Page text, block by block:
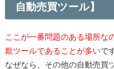
自動売買ツール】
ここが一番問題のある場所な
欺ツールであることが多いで
なぜなら、その他の自動売買